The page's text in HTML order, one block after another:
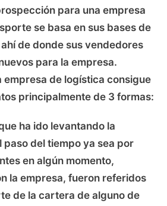
para una empresa
se basa en sus bases de
de donde sus vendedores
para la empresa.
empresa de logística consigue
principalmente de 3 formas:
ha ido levantando la
paso del tiempo ya sea por
en algún momento,
la empresa, fueron referidos
de la cartera de alguno de